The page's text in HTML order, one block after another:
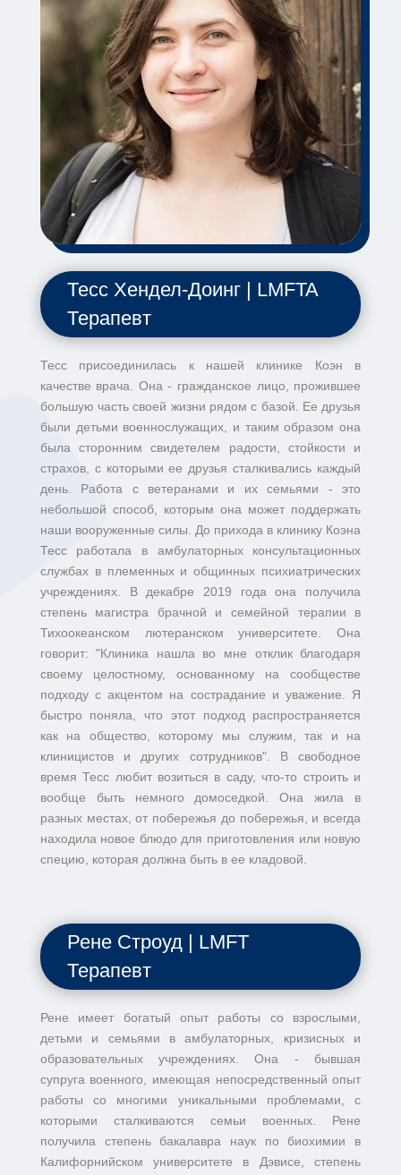
Тесс Хендел-Доинг | LMFTA
Терапевт
Тесс присоединилась к нашей клинике Коэн в
качестве врача. Она - гражданское лицо, прожившее
большую часть своей жизни рядом с базой. Ее друзья
были детьми военнослужащих, и таким образом она
была сторонним свидетелем радости, стойкости и
страхов, с которыми ее друзья сталкивались каждый
день. Работа с ветеранами и их семьями - это
небольшой способ, которым она может поддержать
наши вооруженные силы. До прихода в клинику Коэна
Тесс работала в амбулаторных консультационных
службах в племенных и общинных психиатрических
учреждениях. В декабре 2019 года она получила
степень магистра брачной и семейной терапии в
Тихоокеанском лютеранском университете. Она
говорит: "Клиника нашла во мне отклик благодаря
своему целостному, основанному на сообществе
подходу с акцентом на сострадание и уважение. Я
быстро поняла, что этот подход распространяется
как на общество, которому мы служим, так и на
клиницистов и других сотрудников". В свободное
время Тесс любит возиться в саду, что-то строить и
вообще быть немного домоседкой. Она жила в
разных местах, от побережья до побережья, и всегда
находила новое блюдо для приготовления или новую
специю, которая должна быть в ее кладовой.
Рене Строуд | LMFT
Терапевт
Рене имеет богатый опыт работы со взрослыми,
детьми и семьями в амбулаторных, кризисных и
образовательных учреждениях. Она - бывшая
супруга военного, имеющая непосредственный опыт
работы со многими уникальными проблемами, с
которыми сталкиваются семьи военных. Рене
получила степень бакалавра наук по биохимии в
Калифорнийском университете в Дэвисе, степень